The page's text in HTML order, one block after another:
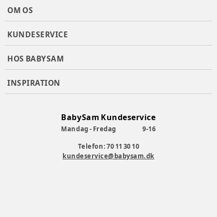
OM OS
KUNDESERVICE
HOS BABYSAM
INSPIRATION
BabySam Kundeservice
Mandag - Fredag
9-16
Telefon: 70 11 30 10
kundeservice@babysam.dk